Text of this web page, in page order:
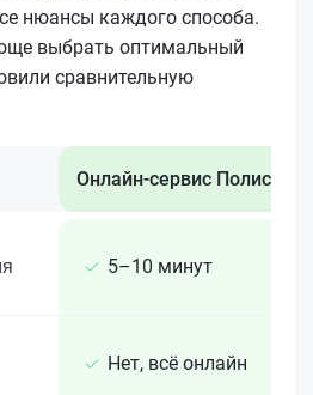
нюансы каждого способа.
выбрать оптимальный
сравнительную
Онлайн-сервис Полис 812
5–10 минут
Нет, всё онлайн